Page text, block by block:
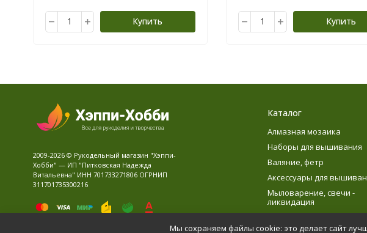
Купить Купить
2009-2026 © Рукодельный магазин "Хэппи-
Хобби" — ИП "Питковская Надежда
Витальевна" ИНН 701733271806 ОГРНИП
311701735300216
Каталог
Алмазная мозаика
Наборы для вышивания
Валяние, фетр
Аксессуары для
Мыловарение, свечи -
ликвидация
Мы сохраняем файлы cookie: это делает сайт